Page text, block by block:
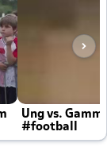
Ung vs.
#football